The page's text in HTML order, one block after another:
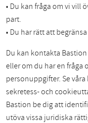
• Du kan fråga om vi vill
part.
• Du har rätt att
Du kan kontakta
eller om du har en fråga
personuppgifter. Se
sekretess- och
Bastion be dig att
utöva vissa juridiska